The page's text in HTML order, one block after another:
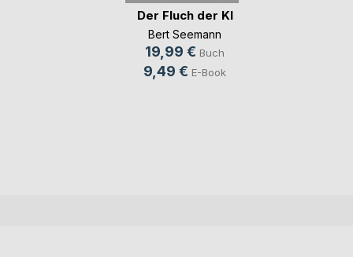
Der Fluch der KI
Bert Seemann
19,99 € Buch
9,49 € E-Book